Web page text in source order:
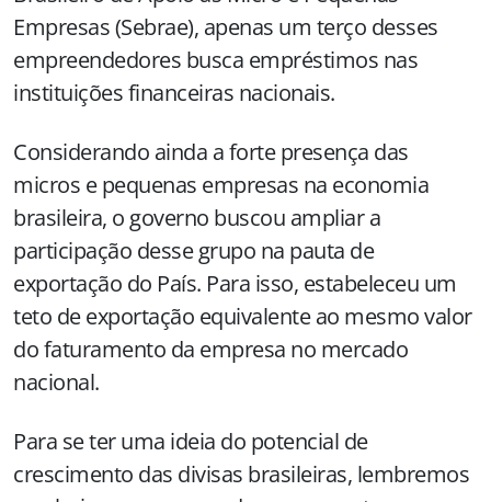
Empresas (Sebrae), apenas um terço desses
empreendedores busca empréstimos nas
instituições financeiras nacionais.
Considerando ainda a forte presença das
micros e pequenas empresas na economia
brasileira, o governo buscou ampliar a
participação desse grupo na pauta de
exportação do País. Para isso, estabeleceu um
teto de exportação equivalente ao mesmo valor
do faturamento da empresa no mercado
nacional.
Para se ter uma ideia do potencial de
crescimento das divisas brasileiras, lembremos